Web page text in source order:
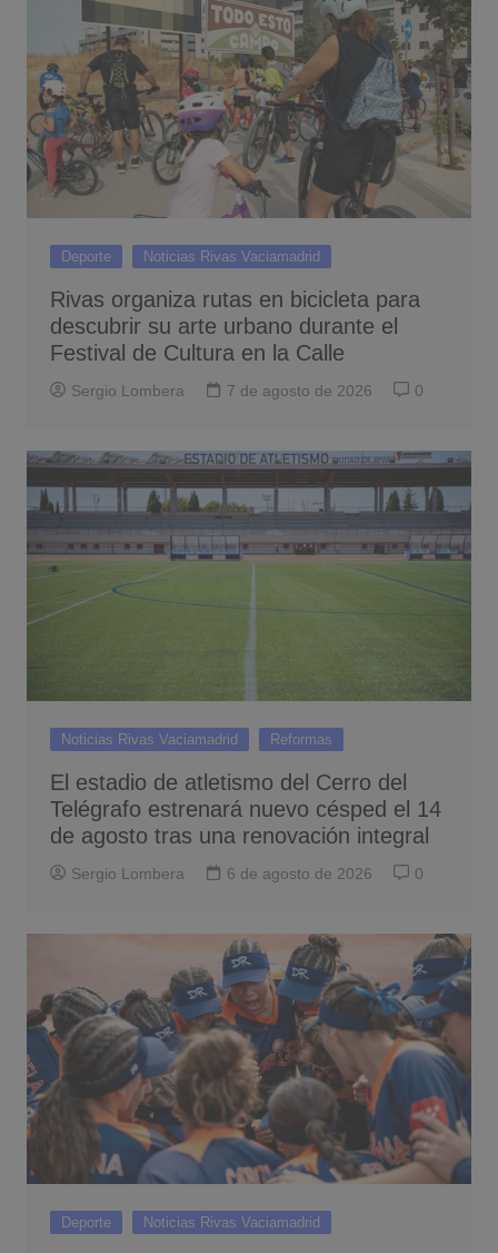
Deporte Noticias Rivas Vaciamadrid
Rivas organiza rutas en bicicleta para
descubrir su arte urbano durante el
Festival de Cultura en la Calle
Sergio Lombera 7 de agosto de 2026 0
Noticias Rivas Vaciamadrid Reformas
El estadio de atletismo del Cerro del
Telégrafo estrenará nuevo césped el 14
de agosto tras una renovación integral
Sergio Lombera 6 de agosto de 2026 0
Deporte Noticias Rivas Vaciamadrid